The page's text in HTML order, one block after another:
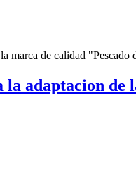
marca de calidad "Pescado
adaptacion de